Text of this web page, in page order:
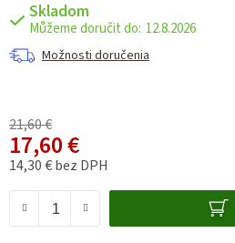
Skladom
12.8.2026
Možnosti doručenia
21,60 €
17,60 €
14,30 € bez DPH